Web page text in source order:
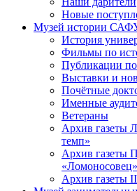
Новые
Музей истории
История
Фильмы по
Публикации по
Выставки и
Почётные
Именные
Ветераны
Архив газеты
темп»
Архив газеты
«Ломоносовец»
Архив газеты